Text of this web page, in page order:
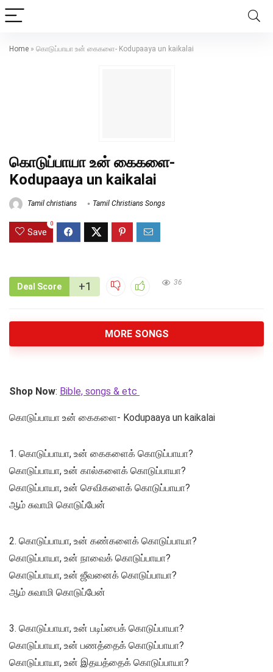
Home » கொடுப்பாயா உன் கைகளை- Kodupaaya un kaikalai
கொடுப்பாயா உன் கைகளை-
Kodupaaya un kaikalai
Tamil christians Tamil Christians Songs
Save
0
Deal Score +1 36
MORE SONGS
Shop Now: Bible, songs & etc
கொடுப்பாயா உன் கைகளை- Kodupaaya un kaikalai
1. கொடுப்பாயா, உன் கைகளைக் கொடுப்பாயா?
கொடுப்பாயா, உன் கால்களைக் கொடுப்பாயா?
கொடுப்பாயா, உன் செவிகளைக் கொடுப்பாயா?
ஆம் சுவாமி கொடுப்பேன்
2. கொடுப்பாயா, உன் கண்களைக் கொடுப்பாயா?
கொடுப்பாயா, உன் நாவைக் கொடுப்பாயா?
கொடுப்பாயா, உன் ஜீவனைக் கொடுப்பாயா?
ஆம் சுவாமி கொடுப்பேன்
3. கொடுப்பாயா, உன் படிப்பைக் கொடுப்பாயா?
கொடுப்பாயா, உன் பணத்தைக் கொடுப்பாயா?
கொடுப்பாயா, உன் இதயத்தைக் கொடுப்பாயா?